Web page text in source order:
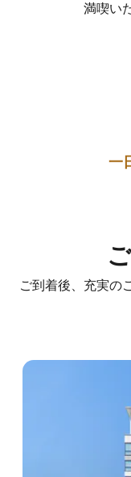
満喫い
一
ご到着後、充実の